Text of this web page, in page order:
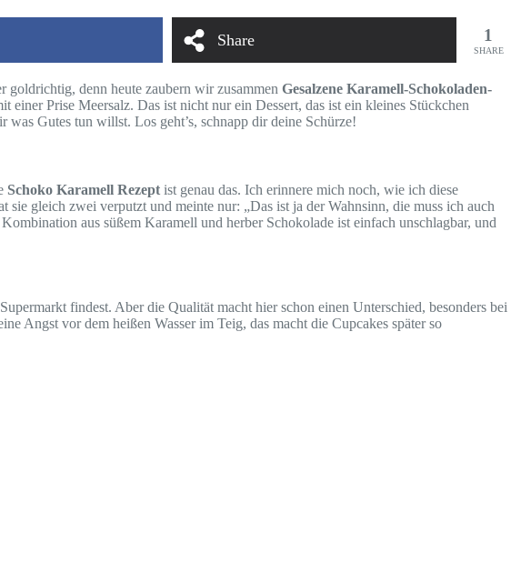
Share 1
SHARE
goldrichtig, denn heute zaubern wir zusammen Gesalzene Karamell-Schokoladen-
Prise Meersalz. Das ist nicht nur ein Dessert, das ist ein kleines Stückchen
Gutes tun willst. Los geht’s, schnapp dir deine Schürze!
Schoko Karamell Rezept ist genau das. Ich erinnere mich noch, wie ich diese
gleich zwei verputzt und meinte nur: „Das ist ja der Wahnsinn, die muss ich auch
aus süßem Karamell und herber Schokolade ist einfach unschlagbar, und
findest. Aber die Qualität macht hier schon einen Unterschied, besonders bei
Angst vor dem heißen Wasser im Teig, das macht die Cupcakes später so